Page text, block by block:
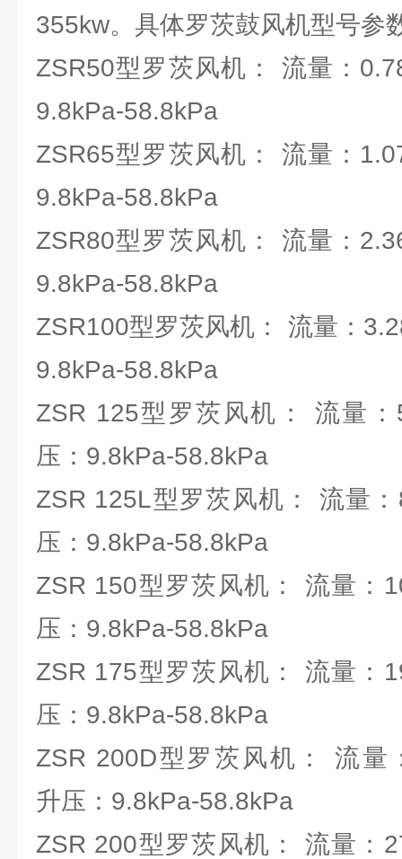
355kw。具体罗茨鼓风机型号参
ZSR50型罗茨风机： 流量：
9.8kPa-58.8kPa
ZSR65型罗茨风机： 流量：
9.8kPa-58.8kPa
ZSR80型罗茨风机： 流量：
9.8kPa-58.8kPa
ZSR100型罗茨风机： 流量：
9.8kPa-58.8kPa
ZSR 125型罗茨风机： 流量：
压：9.8kPa-58.8kPa
ZSR 125L型罗茨风机： 流量
压：9.8kPa-58.8kPa
ZSR 150型罗茨风机： 流量：
压：9.8kPa-58.8kPa
ZSR 175型罗茨风机： 流量：
压：9.8kPa-58.8kPa
ZSR 200D型罗茨风机： 流量
升压：9.8kPa-58.8kPa
ZSR 200型罗茨风机： 流量：